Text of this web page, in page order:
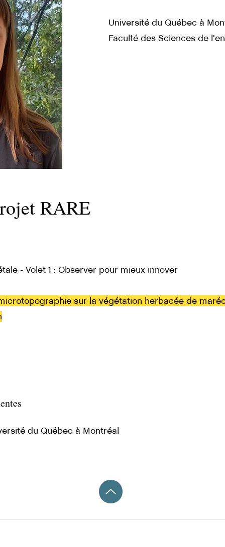
Université du Québec à
Faculté des Sciences de
RARE
- Volet 1 : Observer pour mieux innover
sur la végétation herbacée de
du Québec à Montréal